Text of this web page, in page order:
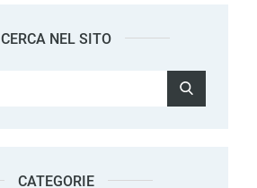
CERCA NEL SITO
CATEGORIE